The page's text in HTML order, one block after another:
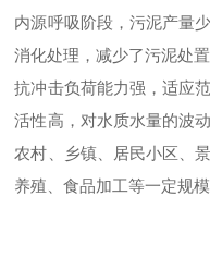
内源呼吸阶段，污泥产量
消化处理，减少了污泥处
抗冲击负荷能力强，适应
活性高，对水质水量的波
农村、乡镇、居民小区、
养殖、食品加工等一定规